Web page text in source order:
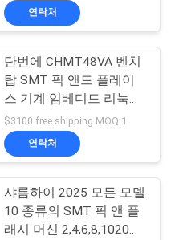
븐
21
연락처
단번에 CHMT48VA 벤치
탑 SMT 픽 앤드 플레이
스 기계 임베디드 리눅스
시스템
$3100 free shipping MOQ:1
연락처
샤름하이 2025 모든 모델
10 종류의 SMT 픽 앤 플
래시 머신 2,4,6,8,1020